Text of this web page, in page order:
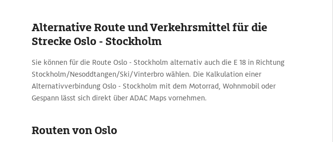
Alternative Route und Verkehrsmittel für die
Strecke Oslo - Stockholm
Sie können für die Route Oslo - Stockholm alternativ auch die E 18 in Richtung
Stockholm/Nesoddtangen/Ski/Vinterbro wählen. Die Kalkulation einer
Alternativverbindung Oslo - Stockholm mit dem Motorrad, Wohnmobil oder
Gespann lässt sich direkt über ADAC Maps vornehmen.
Routen von Oslo